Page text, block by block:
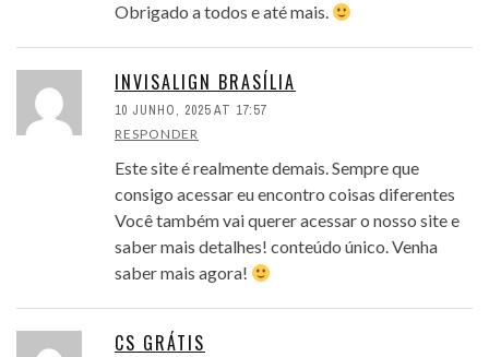
Obrigado a todos e até mais.
INVISALIGN BRASÍLIA
10 JUNHO, 2025 AT 17:57
RESPONDER
Este site é realmente demais. Sempre que
consigo acessar eu encontro coisas diferentes
Você também vai querer acessar o nosso site e
saber mais detalhes! conteúdo único. Venha
saber mais agora!
CS GRÁTIS